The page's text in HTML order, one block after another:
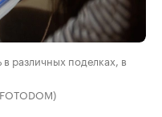
различных поделках, в